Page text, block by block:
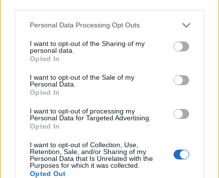
Personal Data Processing Opt Outs
I want to opt-out of the Sharing of my
personal data.
Opted In
I want to opt-out of the Sale of my
Personal Data.
Opted In
I want to opt-out of processing my
Personal Data for Targeted Advertising.
Opted In
I want to opt-out of Collection, Use,
Retention, Sale, and/or Sharing of my
Personal Data that Is Unrelated with the
Purposes for which it was collected.
Opted Out
Υγεία
Auto